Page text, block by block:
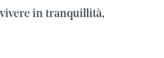
in tranquillità,